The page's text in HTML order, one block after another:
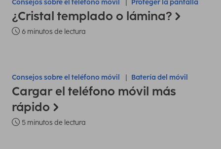
Consejos sobre el teléfono móvil Proteger la pantalla
¿Cristal templado o lámina?
6 minutos de lectura
Consejos sobre el teléfono móvil Batería del móvil
Cargar el teléfono móvil más
rápido
5 minutos de lectura